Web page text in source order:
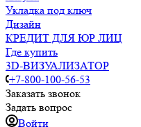
Укладка под ключ
Дизайн
КРЕДИТ ДЛЯ ЮР ЛИЦ
Где купить
3D-ВИЗУАЛИЗАТОР
+7-800-100-56-53
Заказать звонок
Задать вопрос
Войти